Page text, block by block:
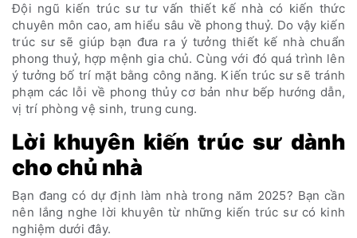
Đội ngũ kiến trúc sư tư vấn thiết kế nhà có kiến thức
chuyên môn cao, am hiểu sâu về phong thuỷ. Do vậy kiến
trúc sư sẽ giúp bạn đưa ra ý tưởng thiết kế nhà chuẩn
phong thuỷ, hợp mệnh gia chủ. Cùng với đó quá trình lên
ý tưởng bố trí mặt bằng công năng. Kiến trúc sư sẽ tránh
phạm các lỗi về phong thủy cơ bản như bếp hướng dẫn,
vị trí phòng vệ sinh, trung cung.
Lời khuyên kiến trúc sư dành
cho chủ nhà
Bạn đang có dự định làm nhà trong năm 2025? Bạn cần
nên lắng nghe lời khuyên từ những kiến trúc sư có kinh
nghiệm dưới đây.